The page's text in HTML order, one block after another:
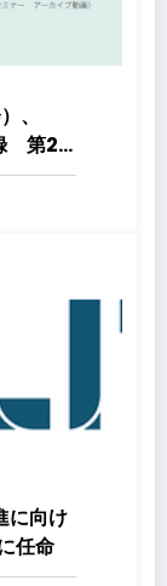
、
第2
業の対
つ
向け
任命